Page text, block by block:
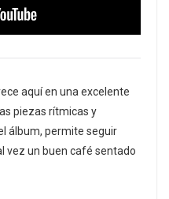
aquí en una excelente
piezas rítmicas y
álbum, permite seguir
vez un buen café sentado